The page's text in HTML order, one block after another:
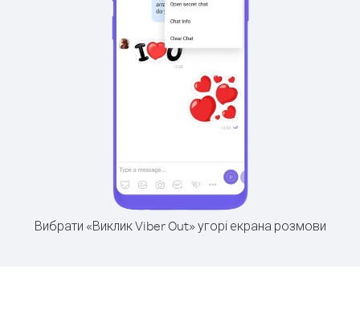
Вибрати «Виклик Viber Out» угорі екрана розмови